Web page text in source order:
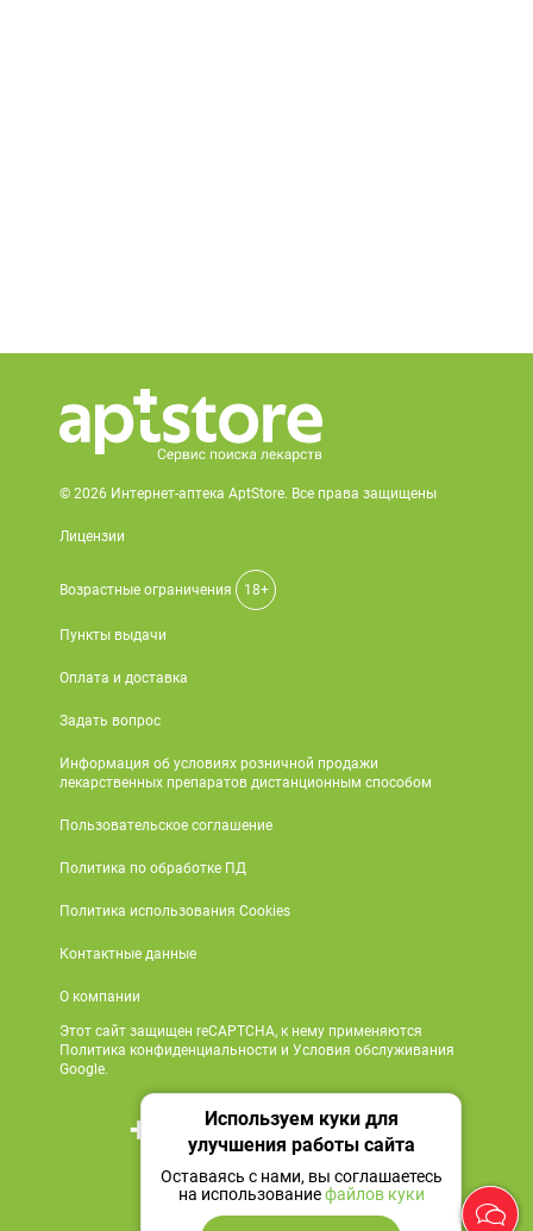
© 2026 Интернет-аптека AptStore. Все права защищены
Лицензии
Возрастные ограничения 18+
Пункты выдачи
Оплата и доставка
Задать вопрос
Информация об условиях розничной продажи
лекарственных препаратов дистанционным способом
Пользовательское соглашение
Политика по обработке ПД
Политика использования Cookies
Контактные данные
О компании
Этот сайт защищен reCAPTCHA, к нему применяются
Политика конфиденциальности и Условия обслуживания
Google.
+7 495 419 18 18
Мы в социальных сетях
Используем куки для
улучшения работы сайта
Оставаясь с нами, вы соглашаетесь
на использованиефайлов куки